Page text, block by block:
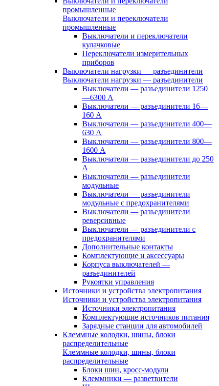
промышленные
Выключатели и переключатели
промышленные
Выключатели и переключатели
кулачковые
Переключатели измерительных
приборов
Выключатели нагрузки — разъединители
Выключатели нагрузки — разъединители
Выключатели — разъединители 1250
—6300 А
Выключатели — разъединители 16—
160 А
Выключатели — разъединители 400—
630 А
Выключатели — разъединители 800—
1600 А
Выключатели — разъединители до 250
А
Выключатели — разъединители
модульные
Выключатели — разъединители
модульные с предохранителями
Выключатели — разъединители
реверсивные
Выключатели — разъединители с
предохранителями
Дополнительные контакты
Комплектующие и аксессуары
Корпуса выключателей —
разъединителей
Рукоятки управления
Источники и устройства электропитания
Источники и устройства электропитания
Источники электропитания
Комплектующие источников питания
Зарядные станции для автомобилей
Клеммные колодки, шины, блоки
распределительные
Клеммные колодки, шины, блоки
распределительные
Блоки шин, кросс-модули
Клеммники — разветвители